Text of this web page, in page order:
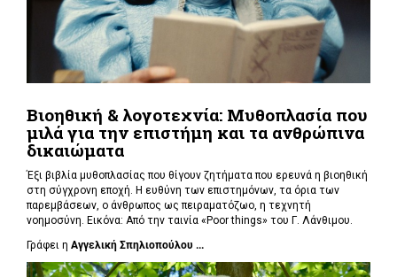
Βιοηθική & λογοτεχνία: Μυθοπλασία που
μιλά για την επιστήμη και τα ανθρώπινα
δικαιώματα
Έξι βιβλία μυθοπλασίας που θίγουν ζητήματα που ερευνά η βιοηθική
στη σύγχρονη εποχή. Η ευθύνη των επιστημόνων, τα όρια των
παρεμβάσεων, ο άνθρωπος ως πειραματόζωο, η τεχνητή
νοημοσύνη. Εικόνα: Από την ταινία «Poor things» του Γ. Λάνθιμου.
Γράφει η Αγγελική Σπηλιοπούλου ...